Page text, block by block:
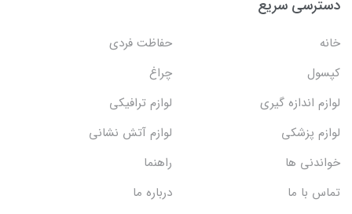
دسترسی سریع
خانه
حفاظت فردی
کپسول
چراغ
لوازم اندازه گیری
لوازم ترافیکی
لوازم پزشکی
لوازم آتش نشانی
خواندنی ها
راهنما
تماس با ما
درباره ما